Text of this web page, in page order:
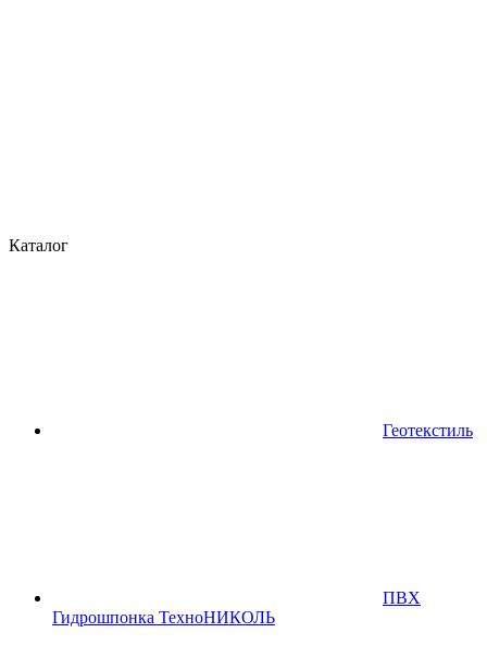
Каталог
Геотекстиль
ПВХ
Гидрошпонка ТехноНИКОЛЬ